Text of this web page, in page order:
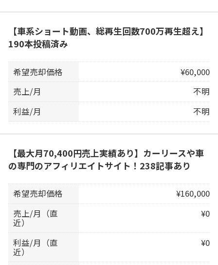
【車系ショート動画、総再生回数700万再生超え】
190本投稿済み
希望売却価格
¥60,000
売上/月
不明
利益/月
不明
【最大月70,400円売上実績あり】カーリースや車
の専門のアフィリエイトサイト！238記事あり
希望売却価格
¥160,000
売上/月（直
近）
¥0
利益/月（直
近）
¥0